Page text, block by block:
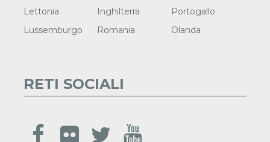
Lettonia
Inghilterra
Portogallo
Lussemburgo
Romania Olanda
RETI SOCIALI